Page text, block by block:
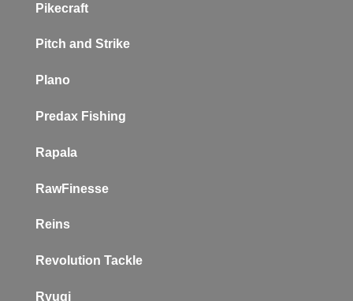
Pikecraft
Pitch and Strike
Plano
Predax Fishing
Rapala
RawFinesse
Reins
Revolution Tackle
Ryugi